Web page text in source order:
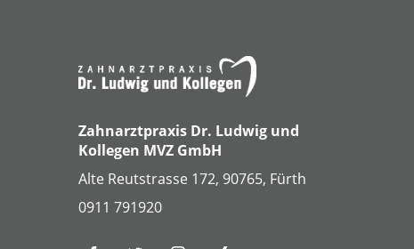
Zahnarztpraxis Dr. Ludwig und
Kollegen MVZ GmbH
Alte Reutstrasse 172, 90765, Fürth
0911 791920